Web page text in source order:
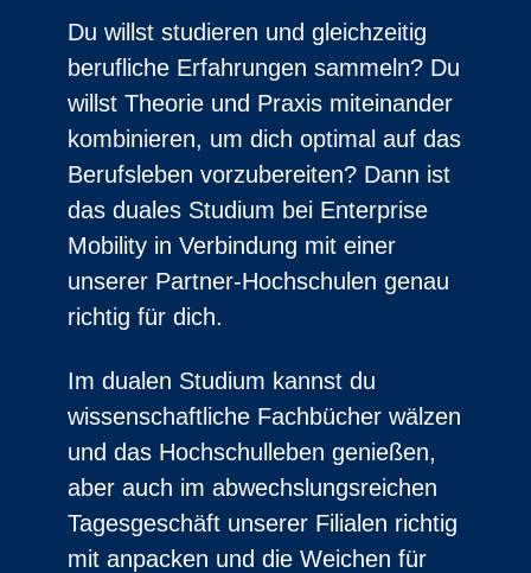
Du willst studieren und gleichzeitig
berufliche Erfahrungen sammeln? Du
willst Theorie und Praxis miteinander
kombinieren, um dich optimal auf das
Berufsleben vorzubereiten? Dann ist
das duales Studium bei Enterprise
Mobility in Verbindung mit einer
unserer Partner-Hochschulen genau
richtig für dich.
Im dualen Studium kannst du
wissenschaftliche Fachbücher wälzen
und das Hochschulleben genießen,
aber auch im abwechslungsreichen
Tagesgeschäft unserer Filialen richtig
mit anpacken und die Weichen für